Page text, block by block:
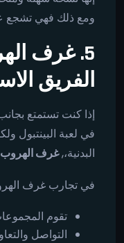
ومع ذلك فهي تشجع
5. غرف
الفريق
إذا كنت تستمتع
في لعبة البينتبول
البدنية،,غرف الهروب
في تجارب غرف
تقوم
التواصل